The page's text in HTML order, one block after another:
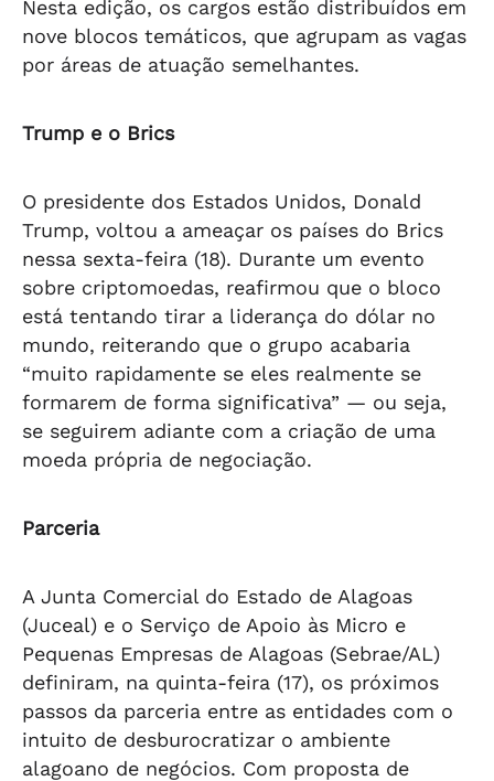
Nesta edição, os cargos estão distribuídos em
nove blocos temáticos, que agrupam as vagas
por áreas de atuação semelhantes.
Trump e o Brics
O presidente dos Estados Unidos, Donald
Trump, voltou a ameaçar os países do Brics
nessa sexta-feira (18). Durante um evento
sobre criptomoedas, reafirmou que o bloco
está tentando tirar a liderança do dólar no
mundo, reiterando que o grupo acabaria
“muito rapidamente se eles realmente se
formarem de forma significativa” — ou seja,
se seguirem adiante com a criação de uma
moeda própria de negociação.
Parceria
A Junta Comercial do Estado de Alagoas
(Juceal) e o Serviço de Apoio às Micro e
Pequenas Empresas de Alagoas (Sebrae/AL)
definiram, na quinta-feira (17), os próximos
passos da parceria entre as entidades com o
intuito de desburocratizar o ambiente
alagoano de negócios. Com proposta de